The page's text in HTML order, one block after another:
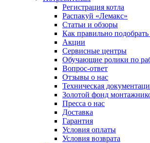
Регистрация котла
Распакуй «Лемакс»
Статьи и обзоры
Как правильно подобрать
Акции
Сервисные центры
Обучающие ролики по
Вопрос-ответ
Отзывы о нас
Техническая
Золотой фонд
Пресса о нас
Доставка
Гарантия
Условия оплаты
Условия возврата